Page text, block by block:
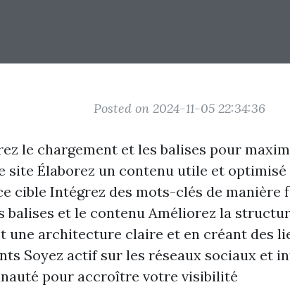
Posted on 2024-11-05 22:34:36
le chargement et les balises pour
site Élaborez un contenu utile et
cible Intégrez des mots-clés de manière
balises et le contenu Améliorez la
une architecture claire et en créant des
Soyez actif sur les réseaux sociaux et
pour accroître votre visibilité